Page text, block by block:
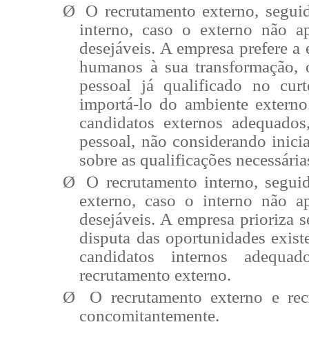
Ø
O recrutamento externo,
interno, caso o externo não
desejáveis. A empresa prefere a
humanos à sua transformação,
pessoal já qualificado no
importá-lo do ambiente
candidatos externos
pessoal, não considerando
sobre as qualificações
Ø
O recrutamento interno,
externo, caso o interno não
desejáveis. A empresa prioriza
disputa das oportunidades
candidatos internos
recrutamento externo.
Ø
O recrutamento externo e
concomitantemente.